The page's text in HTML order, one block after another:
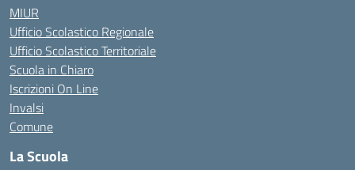
MIUR
Ufficio Scolastico Regionale
Ufficio Scolastico Territoriale
Scuola in Chiaro
Iscrizioni On Line
Invalsi
Comune
La Scuola